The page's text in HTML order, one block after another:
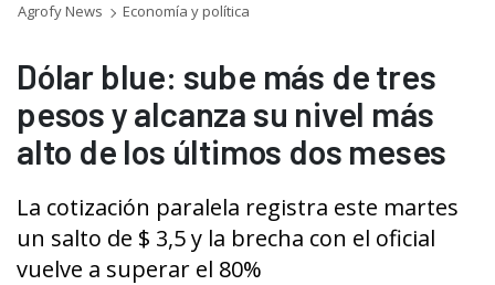
Agrofy News Economía y política
Dólar blue: sube más de tres
pesos y alcanza su nivel más
alto de los últimos dos meses
La cotización paralela registra este martes
un salto de $ 3,5 y la brecha con el oficial
vuelve a superar el 80%